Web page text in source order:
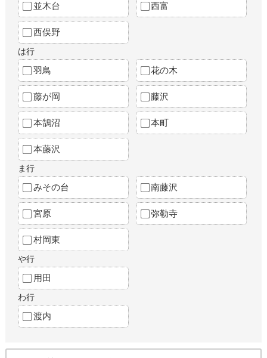
並木台 西富
西俣野
は行
羽鳥 花の木
藤が岡 藤沢
本鵠沼 本町
本藤沢
ま行
みその台 南藤沢
宮原 弥勒寺
村岡東
や行
用田
わ行
渡内